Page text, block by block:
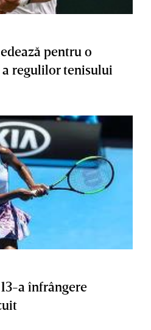
pentru o
regulilor tenisului
a înfrângere